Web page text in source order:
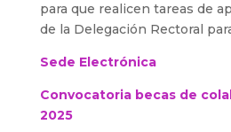
para que realicen tareas de
de la Delegación Rectoral
Sede Electrónica
Convocatoria becas de
2025